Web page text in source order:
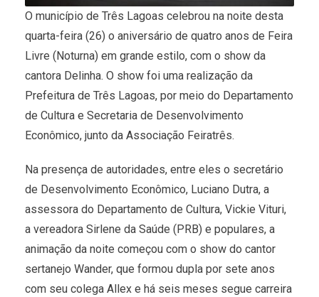
O município de Três Lagoas celebrou na noite desta
quarta-feira (26) o aniversário de quatro anos de Feira
Livre (Noturna) em grande estilo, com o show da
cantora Delinha. O show foi uma realização da
Prefeitura de Três Lagoas, por meio do Departamento
de Cultura e Secretaria de Desenvolvimento
Econômico, junto da Associação Feiratrês.
Na presença de autoridades, entre eles o secretário
de Desenvolvimento Econômico, Luciano Dutra, a
assessora do Departamento de Cultura, Vickie Vituri,
a vereadora Sirlene da Saúde (PRB) e populares, a
animação da noite começou com o show do cantor
sertanejo Wander, que formou dupla por sete anos
com seu colega Allex e há seis meses segue carreira